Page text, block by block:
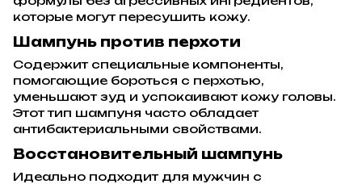
которые могут пересушить кожу.
Шампунь против перхоти
Содержит специальные компоненты,
помогающие бороться с перхотью,
уменьшают зуд и успокаивают кожу головы.
Этот тип шампуня часто обладает
антибактериальными свойствами.
Восстановительный шампунь
Идеально подходит для мужчин с